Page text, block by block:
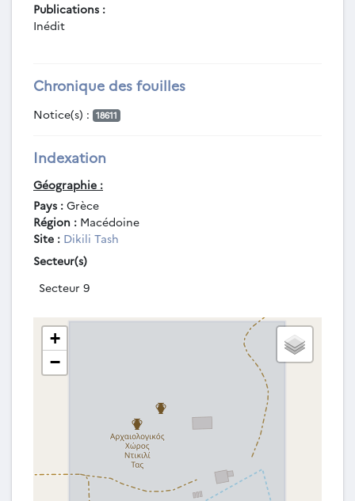
Publications :
Inédit
Chronique des fouilles
Notice(s) : 18611
Indexation
Géographie :
Pays : Grèce
Région : Macédoine
Site : Dikili Tash
Secteur(s)
Secteur 9
+
−